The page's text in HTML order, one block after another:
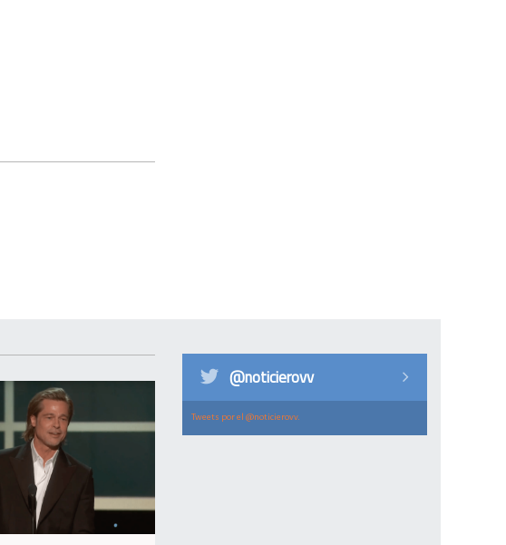
@noticierovv
Tweets por el @noticierovv.